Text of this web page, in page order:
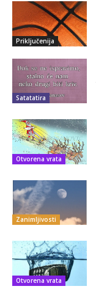
Priključenija
Satatatira
Otvorena vrata
Zanimljivosti
Otvorena vrata